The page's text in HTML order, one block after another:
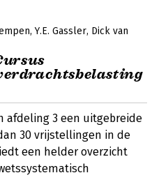
Y.E. Gassler Dick van
afdeling 3 een uitgebreide
30 vrijstellingen in de
een helder overzicht